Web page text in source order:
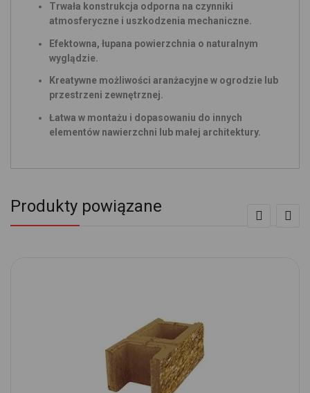
Trwała konstrukcja odporna na czynniki
atmosferyczne i uszkodzenia mechaniczne.
Efektowna, łupana powierzchnia o naturalnym
wyglądzie.
Kreatywne możliwości aranżacyjne w ogrodzie lub
przestrzeni zewnętrznej.
Łatwa w montażu i dopasowaniu do innych
elementów nawierzchni lub małej architektury.
Produkty powiązane